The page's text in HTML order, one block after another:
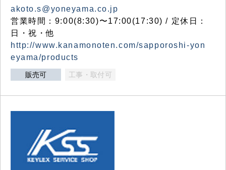
akoto.s@yoneyama.co.jp
営業時間：9:00(8:30)〜17:00(17:30) / 定休日：
日・祝・他
http://www.kanamonoten.com/sapporoshi-yon
eyama/products
販売可 工事・取付可